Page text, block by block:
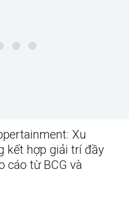
Xu
kết hợp giải trí đầy
cáo từ BCG và